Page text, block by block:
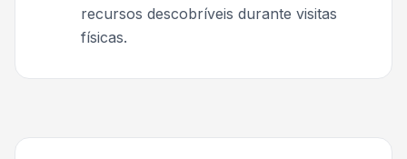
recursos descobríveis durante visitas
físicas.